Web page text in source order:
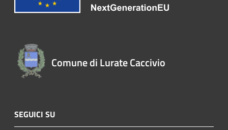
Comune di Lurate Caccivio
SEGUICI SU